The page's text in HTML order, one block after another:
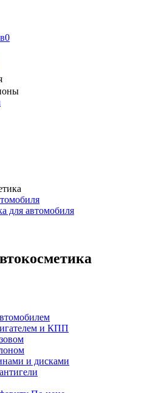
0
для автомобиля
и КПП
и дисками